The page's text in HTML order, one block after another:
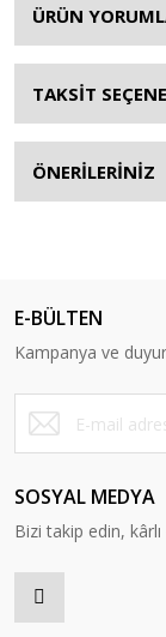
ÜRÜN
TAKSİT
ÖNERİLERİNİZ
E-BÜLTEN
Kampanya ve
SOSYAL MEDYA
Bizi takip edin, kârlı